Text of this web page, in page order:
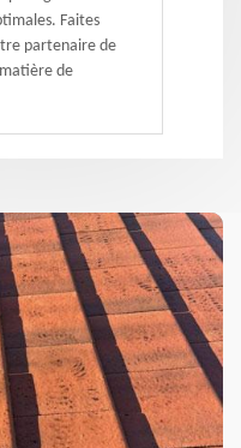
Faites
partenaire de
de